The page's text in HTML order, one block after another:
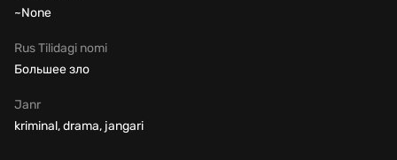
Rus Tilidagi nomi
Большее зло
Janr
kriminal, drama, jangari
~None